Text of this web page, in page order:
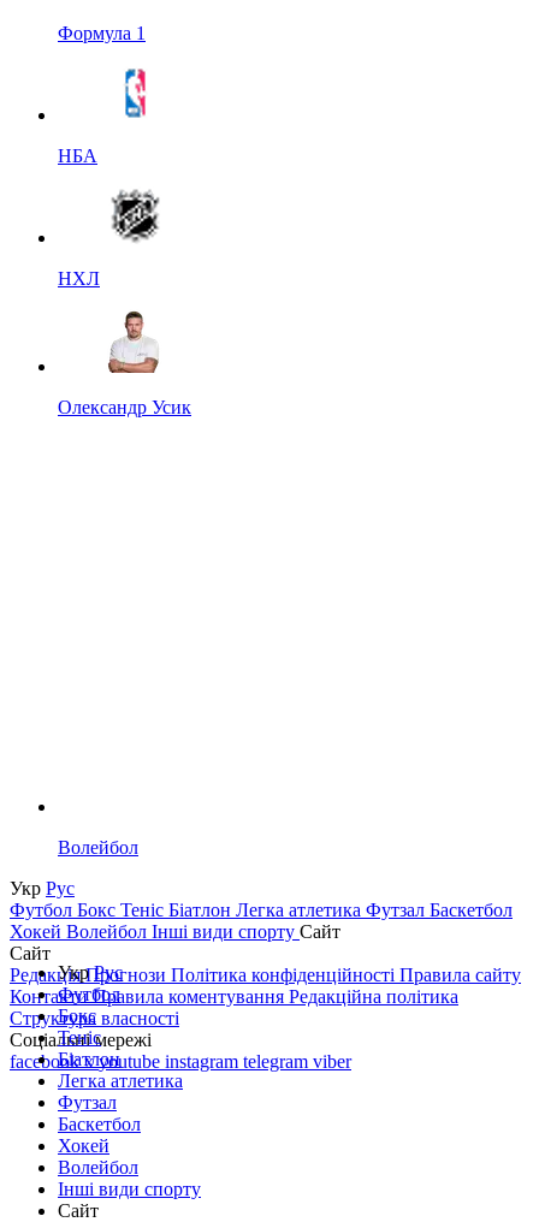
Формула 1
НБА
НХЛ
Олександр Усик
Волейбол
Укр Рус
Футбол Бокс Теніс Біатлон Легка атлетика Футзал Баскетбол
Хокей Волейбол Інші види спорту Сайт
Сайт
РедакціяПрогнози Політика конфіденційності Правила сайту
КонтактиПравила коментування Редакційна політика
Структура власності
Соціальні мережі
facebookxyoutube instagram telegram viber
УкрРус
Футбол
Бокс
Теніс
Біатлон
Легка атлетика
Футзал
Баскетбол
Хокей
Волейбол
Інші види спорту
Сайт